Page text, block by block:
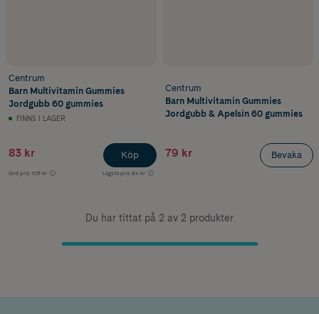
Centrum
Barn Multivitamin Gummies
Jordgubb 60 gummies
FINNS I LAGER
83 kr
Ord.pris 105 kr Lägsta pris 84 kr
Köp
Centrum
Barn Multivitamin Gummies
Jordgubb & Apelsin 60 gummies
79 kr Bevaka
Du har tittat på 2 av 2 produkter